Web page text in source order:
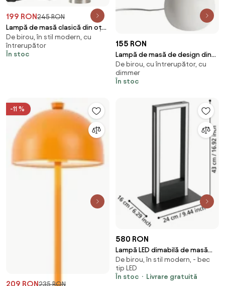
199 RON245 RON
Lampă de masă clasică din oțel
cu abajur plisat alb 35 cm -
Simplo
De birou, în stil modern, cu
întrerupător
În stoc
155 RON
Lampă de masă de design din
ceramică albă 15 cm fără abajur
- Alisia
De birou, cu întrerupător, cu
dimmer
În stoc
-11 %
209 RON235 RON
580 RON
Lampă LED dimabilă de masă
Eglo 99682 SALVILANAS-Z
LED/16W/230V 2700-6500K
De birou, în stil modern, - bec
tip LED
În stoc
Livrare gratuită